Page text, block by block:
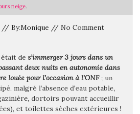
neige.
// By:Monique // No Comment
était de s’immerger 3 jours dans un
deux nuits en autonomie dans
louée pour l’occasion à l’ONF ; un
malgré l’absence d’eau potable,
dortoirs pouvant accueillir
et toilettes sèches extérieures !